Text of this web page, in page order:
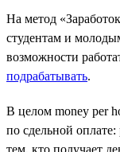
На метод
студентам и
возможности
подрабатывать.
В целом money per
по сдельной
тем, кто получает